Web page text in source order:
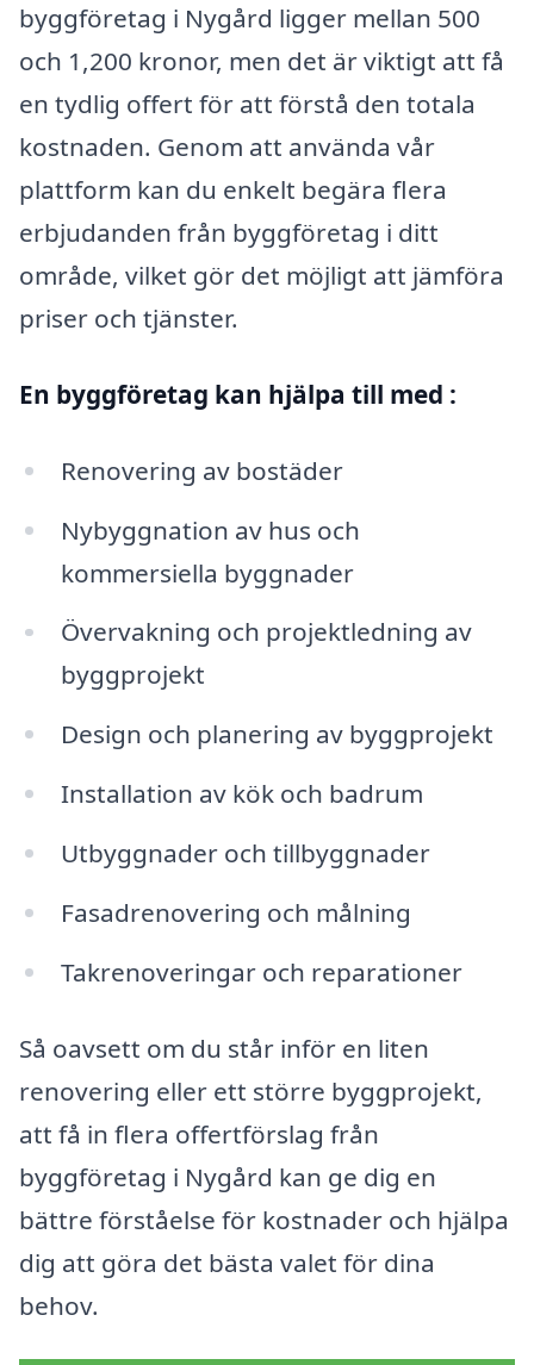
byggföretag i Nygård ligger mellan 500
och 1,200 kronor, men det är viktigt att få
en tydlig offert för att förstå den totala
kostnaden. Genom att använda vår
plattform kan du enkelt begära flera
erbjudanden från byggföretag i ditt
område, vilket gör det möjligt att jämföra
priser och tjänster.
En byggföretag kan hjälpa till med :
Renovering av bostäder
Nybyggnation av hus och
kommersiella byggnader
Övervakning och projektledning av
byggprojekt
Design och planering av byggprojekt
Installation av kök och badrum
Utbyggnader och tillbyggnader
Fasadrenovering och målning
Takrenoveringar och reparationer
Så oavsett om du står inför en liten
renovering eller ett större byggprojekt,
att få in flera offertförslag från
byggföretag i Nygård kan ge dig en
bättre förståelse för kostnader och hjälpa
dig att göra det bästa valet för dina
behov.